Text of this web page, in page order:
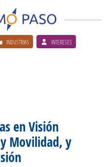
INDUSTRIAS INTERESES
en Visión
Movilidad, y
carrera